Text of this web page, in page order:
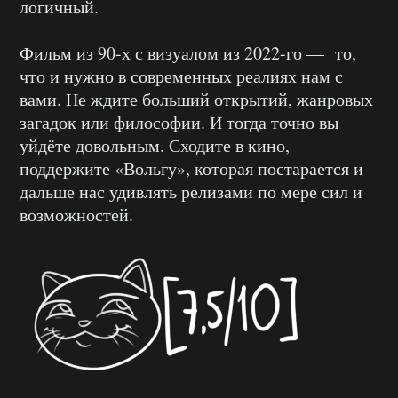
логичный.
Фильм из 90-х с визуалом из 2022-го — то,
что и нужно в современных реалиях нам с
вами. Не ждите больший открытий, жанровых
загадок или философии. И тогда точно вы
уйдёте довольным. Сходите в кино,
поддержите «Вольгу», которая постарается и
дальше нас удивлять релизами по мере сил и
возможностей.